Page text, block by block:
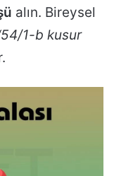
alın. Bireysel
1-b kusur